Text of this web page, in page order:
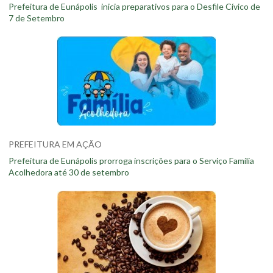
Prefeitura de Eunápolis inicia preparativos para o Desfile Cívico de
7 de Setembro
PREFEITURA EM AÇÃO
Prefeitura de Eunápolis prorroga inscrições para o Serviço Família
Acolhedora até 30 de setembro